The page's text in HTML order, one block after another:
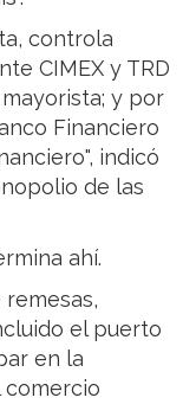
controla
CIMEX y TRD
y por
Financiero
indicó
de las
ahí.
el puerto
en la